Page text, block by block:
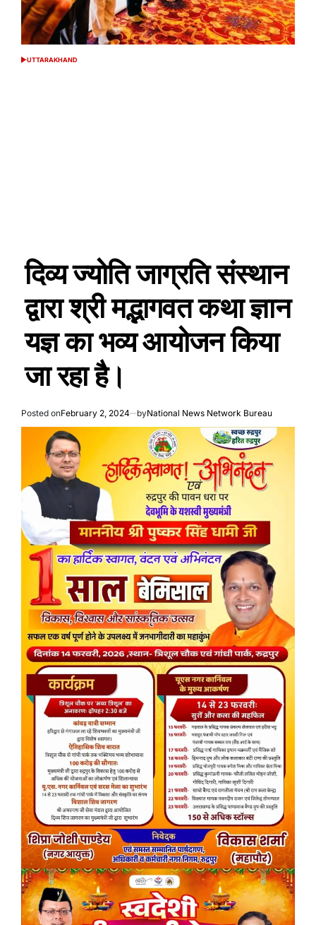
POSTED
UTTARAKHAND
दिव्य ज्योति जाग्रति संस्थान
द्वारा श्री मद्भागवत कथा ज्ञान
यज्ञ का भव्य आयोजन किया
जा रहा है।
Posted onFebruary 2, 2024 byNational News Network Bureau